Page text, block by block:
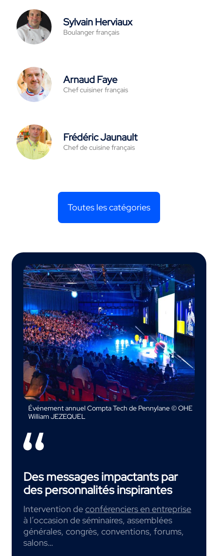
Sylvain Herviaux
Boulanger français
Arnaud Faye
Chef cuisiner français
Frédéric Jaunault
Chef de cuisine français
Toutes les catégories
Événement annuel Compta Tech de Pennylane © OHE
William JEZEQUEL
Des messages impactants par
des personnalités inspirantes
Intervention deconférenciers en entreprise
à l’occasion de séminaires, assemblées
générales, congrès, conventions, forums,
salons…